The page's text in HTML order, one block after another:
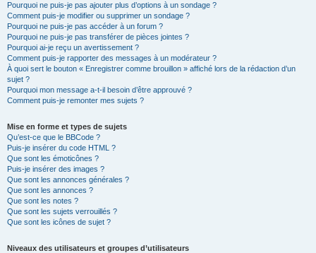
Pourquoi ne puis-je pas ajouter plus d’options à un sondage ?
Comment puis-je modifier ou supprimer un sondage ?
Pourquoi ne puis-je pas accéder à un forum ?
Pourquoi ne puis-je pas transférer de pièces jointes ?
Pourquoi ai-je reçu un avertissement ?
Comment puis-je rapporter des messages à un modérateur ?
À quoi sert le bouton « Enregistrer comme brouillon » affiché lors de la rédaction d’un
sujet ?
Pourquoi mon message a-t-il besoin d’être approuvé ?
Comment puis-je remonter mes sujets ?
Mise en forme et types de sujets
Qu’est-ce que le BBCode ?
Puis-je insérer du code HTML ?
Que sont les émoticônes ?
Puis-je insérer des images ?
Que sont les annonces générales ?
Que sont les annonces ?
Que sont les notes ?
Que sont les sujets verrouillés ?
Que sont les icônes de sujet ?
Niveaux des utilisateurs et groupes d’utilisateurs